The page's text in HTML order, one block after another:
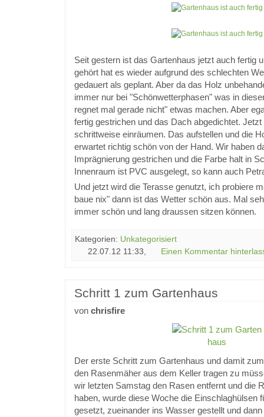
Seit gestern ist das Gartenhaus jetzt auch fertig
gehört hat es wieder aufgrund des schlechten
gedauert als geplant. Aber da das Holz
immer nur bei "Schönwetterphasen" was in
regnet mal gerade nicht" etwas machen. Aber
fertig gestrichen und das Dach abgedichtet.
schrittweise einräumen. Das aufstellen und die
erwartet richtig schön von der Hand. Wir haben
Imprägnierung gestrichen und die Farbe halt in
Innenraum ist PVC ausgelegt, so kann auch
Und jetzt wird die Terasse genutzt, ich probiere
baue nix" dann ist das Wetter schön aus. Mal
immer schön und lang draussen sitzen können.
Kategorien: Unkategorisiert
22.07.12 11:33,
Einen Kommentar
Schritt 1 zum Gartenhaus
von chrisfire
Der erste Schritt zum Gartenhaus und damit
den Rasenmäher aus dem Keller tragen zu
wir letzten Samstag den Rasen entfernt und die
haben, wurde diese Woche die Einschlaghülsen
gesetzt, zueinander ins Wasser gestellt und